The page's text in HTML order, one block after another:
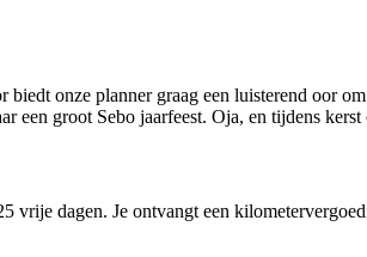
onze planner graag een luisterend oor
een groot Sebo jaarfeest. Oja, en tijdens
vrije dagen. Je ontvangt een